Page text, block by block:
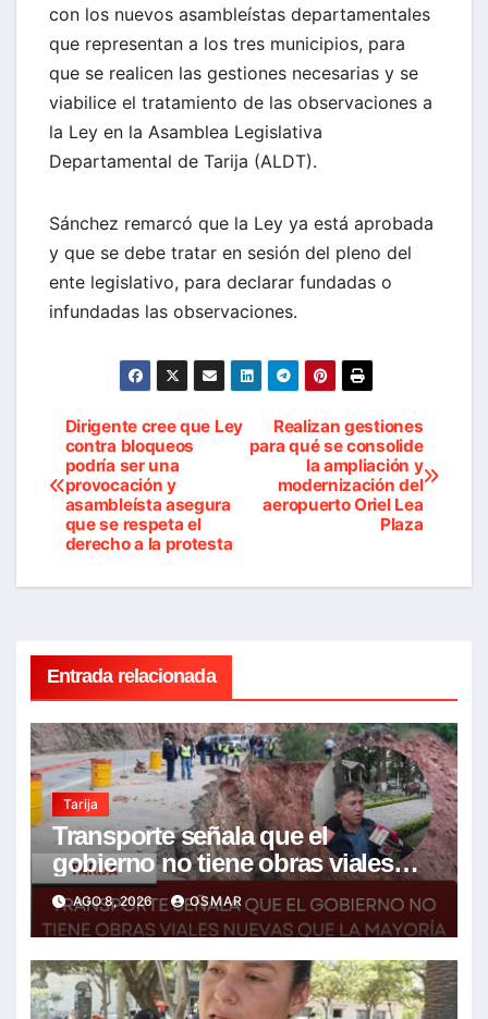
con los nuevos asambleístas departamentales
que representan a los tres municipios, para
que se realicen las gestiones necesarias y se
viabilice el tratamiento de las observaciones a
la Ley en la Asamblea Legislativa
Departamental de Tarija (ALDT).
Sánchez remarcó que la Ley ya está aprobada
y que se debe tratar en sesión del pleno del
ente legislativo, para declarar fundadas o
infundadas las observaciones.
Navegación
de
entradas
Realizan gestiones
para qué se consolide
la ampliación y
modernización del
aeropuerto Oriel Lea
Plaza
Dirigente cree que Ley
contra bloqueos
podría ser una
provocación y
asambleísta asegura
que se respeta el
derecho a la protesta
Entrada relacionada
Tarija
Transporte señala que el
gobierno no tiene obras viales
nuevas que la mayoría son de la
anterior gestión
AGO 8, 2026 OSMAR